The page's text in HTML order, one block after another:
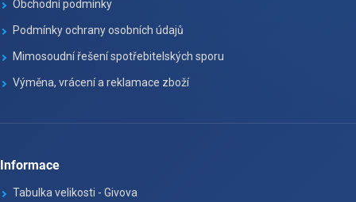
Obchodní podmínky
Podmínky ochrany osobních údajů
Mimosoudní řešení spotřebitelských sporu
Výměna, vrácení a reklamace zboží
Informace
Tabulka velikosti - Givova